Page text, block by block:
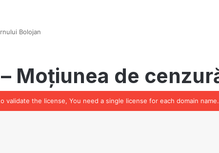
the license, You need a single license for each domain name.